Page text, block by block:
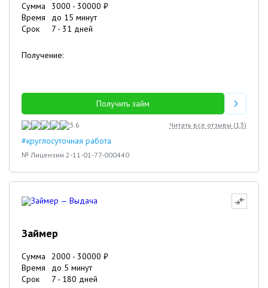
Сумма 3000 - 30000 ₽
Время
до 15 минут
Срок
7 - 31 дней
Получение:
Получить займ
3.6 Читать все отзывы (13)
#круглосуточная работа
№ Лицензии 2-11-01-77-000440
Займер
Сумма 2000 - 30000 ₽
Время
до 5 минут
Срок
7 - 180 дней